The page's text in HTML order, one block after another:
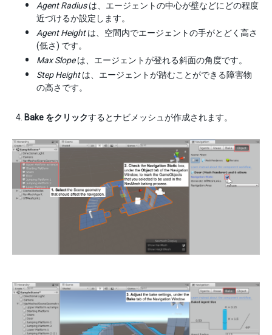
Agent Radiusは、エージェントの中心が壁などにどの程度
近づけるか設定します。
Agent Heightは、空間内でエージェントの手がとどく高さ
(低さ) です。
Max Slopeは、エージェントが登れる斜面の角度です。
Step Heightは、エージェントが踏むことができる障害物
の高さです。
Bake をクリックするとナビメッシュが作成されます。